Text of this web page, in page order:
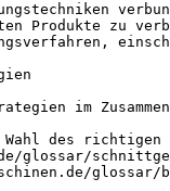
Produkte zu
im
des
glossar/